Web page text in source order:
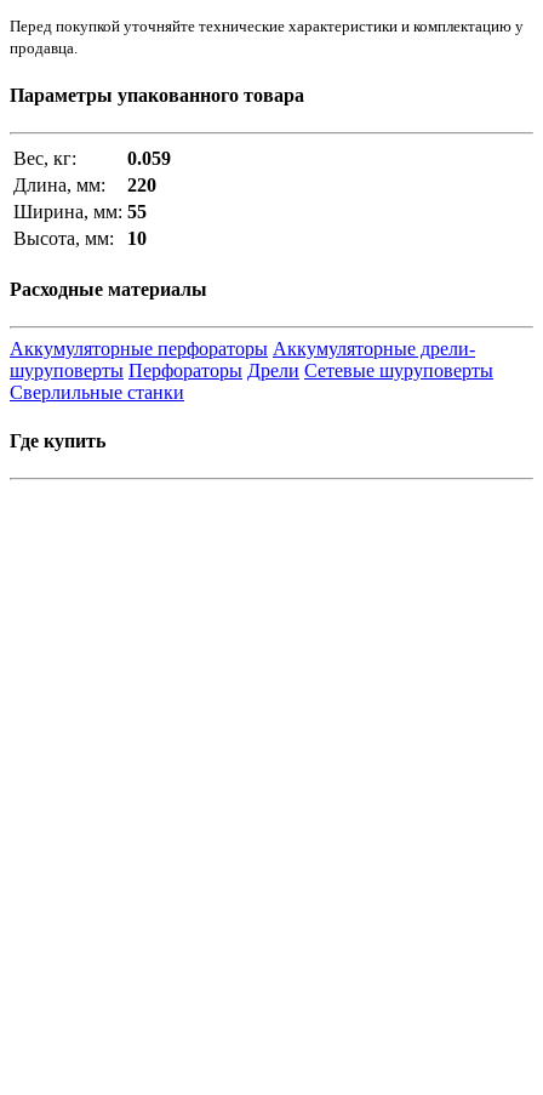
Перед покупкой уточняйте технические характеристики и комплектацию у
продавца.
Параметры упакованного товара
Вес, кг:
0.059
Длина, мм:
220
Ширина, мм: 55
Высота, мм:
10
Расходные материалы
Аккумуляторные перфораторы Аккумуляторные дрели-
шуруповерты Перфораторы Дрели Сетевые шуруповерты
Сверлильные станки
Где купить